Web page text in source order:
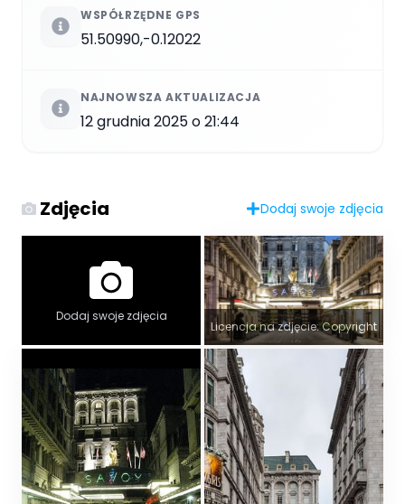
WSPÓŁRZĘDNE GPS
51.50990,-0.12022
NAJNOWSZA AKTUALIZACJA
12 grudnia 2025 o 21:44
Zdjęcia Dodaj swoje zdjęcia
Dodaj swoje zdjęcia
Licencja na zdjęcie: Copyright